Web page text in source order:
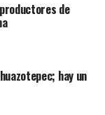
de
hay un